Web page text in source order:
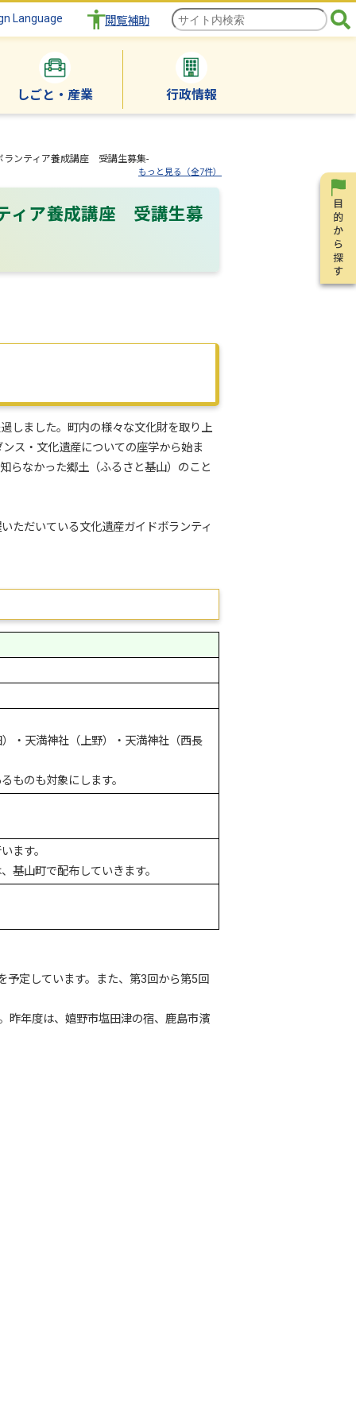
Language 閲覧補助
しごと・産業 行政情報
ンティア養成講座 受講生募集-
もっと見る（全7件）
ィア養成講座 受講生募
しました。町内の様々な文化財を取り上
ス・文化遺産についての座学から始ま
らなかった郷土（ふるさと基山）のこと
ただいている文化遺産ガイドボランティ
・天満神社（上野）・天満神社（西長
ものも対象にします。
ます。
基山町で配布していきます。
定しています。また、第3回から第5回
昨年度は、嬉野市塩田津の宿、鹿島市濱